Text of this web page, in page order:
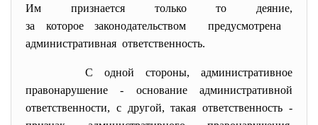
Им признается только то деяние,
за которое законодательством предусмотрена
административная ответственность.
С одной стороны, административное
правонарушение - основание административной
ответственности, с другой, такая ответственность -